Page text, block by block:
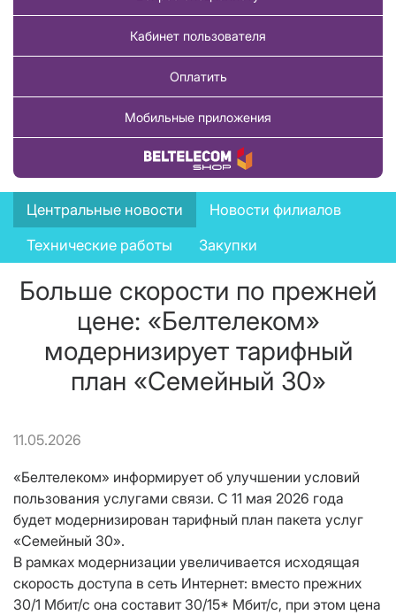
Кабинет пользователя
Оплатить
Мобильные приложения
Купить товар
News
menu
Центральные новости
Новости филиалов
Технические работы
Закупки
Больше скорости по прежней
цене: «Белтелеком»
модернизирует тарифный
план «Семейный 30»
11.05.2026
«Белтелеком» информирует об улучшении условий
пользования услугами связи. С 11 мая 2026 года
будет модернизирован тарифный план пакета услуг
«Семейный 30».
В рамках модернизации увеличивается исходящая
скорость доступа в сеть Интернет: вместо прежних
30/1 Мбит/с она составит 30/15* Мбит/с, при этом цена